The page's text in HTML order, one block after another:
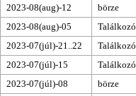
2023-08(aug)-12
börze
2023-08(aug)-05
Találkozó
2023-07(júl)-21..22
Találkozó
2023-07(júl)-15
Találkozó
2023-07(júl)-08
börze